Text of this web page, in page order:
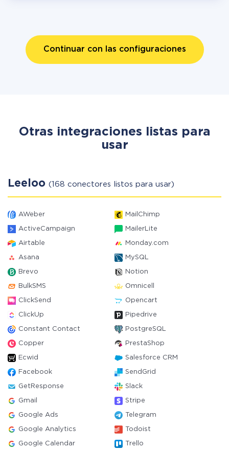
Continuar con las configuraciones
Otras integraciones listas para
usar
Leeloo (168 conectores listos para usar)
AWeber MailChimp
ActiveCampaign MailerLite
Airtable Monday.com
Asana MySQL
Brevo Notion
BulkSMS Omnicell
ClickSend Opencart
ClickUp Pipedrive
Constant Contact PostgreSQL
Copper PrestaShop
Ecwid Salesforce CRM
Facebook SendGrid
GetResponse Slack
Gmail Stripe
Google Ads Telegram
Google Analytics Todoist
Google Calendar Trello